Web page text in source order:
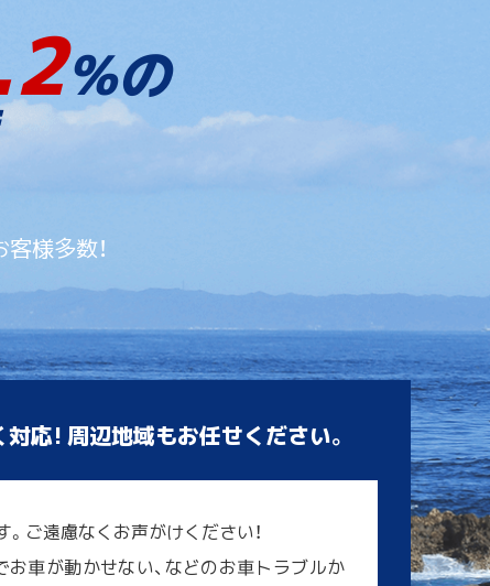
%の
様多数！
応! 周辺地域もお任せください。
ご遠慮なくお声がけください！
お車が動かせない、などのお車トラブルか